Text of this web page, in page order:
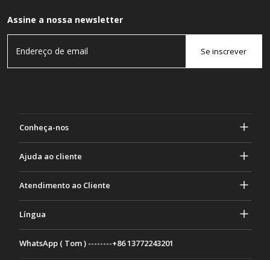
Assine a nossa newsletter
Se inscrever
Conheça-nos
Termos e Condições
Ajuda ao cliente
Contate-nos
Atendimento ao Cliente
Métodos de Pagamento
Língua
WhatsApp ( Tom ) --------+86 13772243201